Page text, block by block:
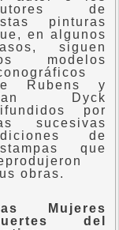
de
pinturas
en algunos
siguen
modelos
Rubens y
Dyck
por
sucesivas
de
que
obras.
Mujeres
del